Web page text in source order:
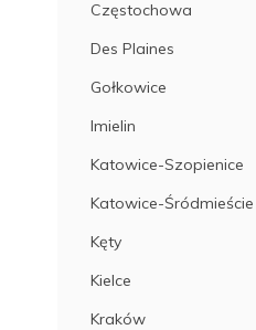
Częstochowa
Des Plaines
Gołkowice
Imielin
Katowice-Szopienice
Katowice-Śródmieście
Kęty
Kielce
Kraków